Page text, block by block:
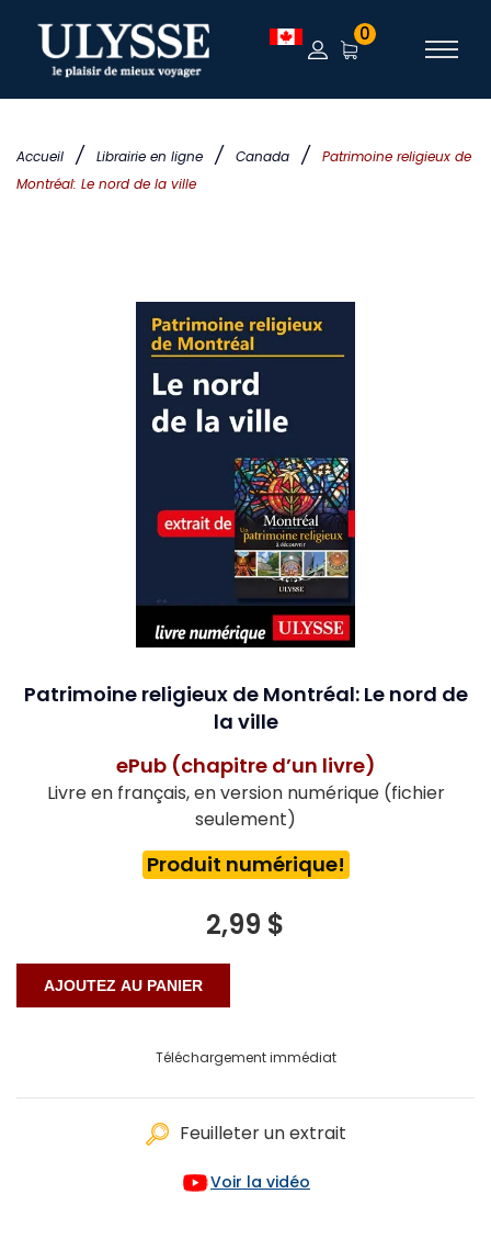
Accueil / Librairie en ligne / Canada /
Patrimoine religieux de
Montréal: Le nord de la ville
0
Patrimoine religieux de Montréal: Le nord de
la ville
ePub (chapitre d’un livre)
Livre en français, en version numérique (fichier
seulement)
Produit numérique!
2,99 $
Téléchargement immédiat
Feuilleter un extrait
Voir la vidéo